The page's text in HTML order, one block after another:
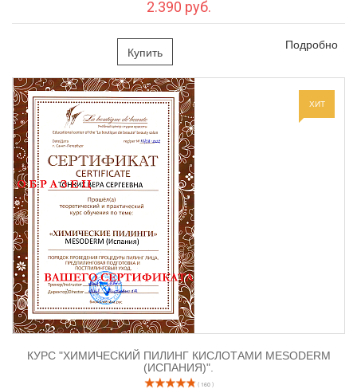
Как открыть свой бизнес(салон красоты, студию
пирсинга)! Пошаговая инструкция и нормативная база.
Как получить безвозмезднуюссудудля начала
предпринимательской деятельности.
2.390 руб.
Купить Подробно
ХИТ
КУРС "ХИМИЧЕСКИЙ ПИЛИНГ КИСЛОТАМИ MESODERM
(ИСПАНИЯ)".
( 160 )